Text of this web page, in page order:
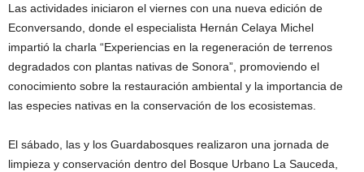
Las actividades iniciaron el viernes con una nueva edición de
Econversando, donde el especialista Hernán Celaya Michel
impartió la charla “Experiencias en la regeneración de terrenos
degradados con plantas nativas de Sonora”, promoviendo el
conocimiento sobre la restauración ambiental y la importancia de
las especies nativas en la conservación de los ecosistemas.
El sábado, las y los Guardabosques realizaron una jornada de
limpieza y conservación dentro del Bosque Urbano La Sauceda,